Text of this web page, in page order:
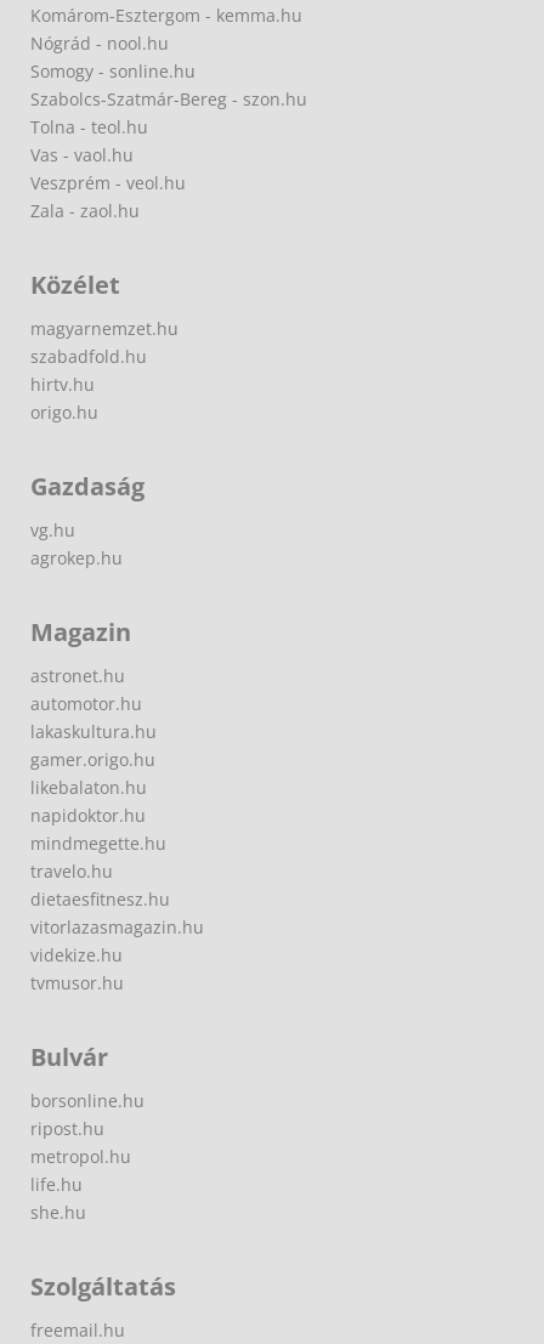
Komárom-Esztergom - kemma.hu
Nógrád - nool.hu
Somogy - sonline.hu
Szabolcs-Szatmár-Bereg - szon.hu
Tolna - teol.hu
Vas - vaol.hu
Veszprém - veol.hu
Zala - zaol.hu
Közélet
magyarnemzet.hu
szabadfold.hu
hirtv.hu
origo.hu
Gazdaság
vg.hu
agrokep.hu
Magazin
astronet.hu
automotor.hu
lakaskultura.hu
gamer.origo.hu
likebalaton.hu
napidoktor.hu
mindmegette.hu
travelo.hu
dietaesfitnesz.hu
vitorlazasmagazin.hu
videkize.hu
tvmusor.hu
Bulvár
borsonline.hu
ripost.hu
metropol.hu
life.hu
she.hu
Szolgáltatás
freemail.hu